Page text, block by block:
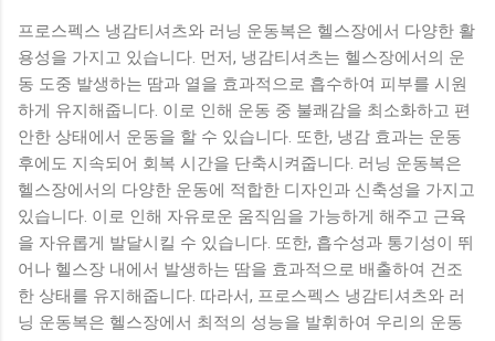
프로스펙스 냉감티셔츠와 러닝 운동복은 헬스장에서 다양한 활
용성을 가지고 있습니다. 먼저, 냉감티셔츠는 헬스장에서의 운
동 도중 발생하는 땀과 열을 효과적으로 흡수하여 피부를 시원
하게 유지해줍니다. 이로 인해 운동 중 불쾌감을 최소화하고 편
안한 상태에서 운동을 할 수 있습니다. 또한, 냉감 효과는 운동
후에도 지속되어 회복 시간을 단축시켜줍니다. 러닝 운동복은
헬스장에서의 다양한 운동에 적합한 디자인과 신축성을 가지고
있습니다. 이로 인해 자유로운 움직임을 가능하게 해주고 근육
을 자유롭게 발달시킬 수 있습니다. 또한, 흡수성과 통기성이 뛰
어나 헬스장 내에서 발생하는 땀을 효과적으로 배출하여 건조
한 상태를 유지해줍니다. 따라서, 프로스펙스 냉감티셔츠와 러
닝 운동복은 헬스장에서 최적의 성능을 발휘하여 우리의 운동